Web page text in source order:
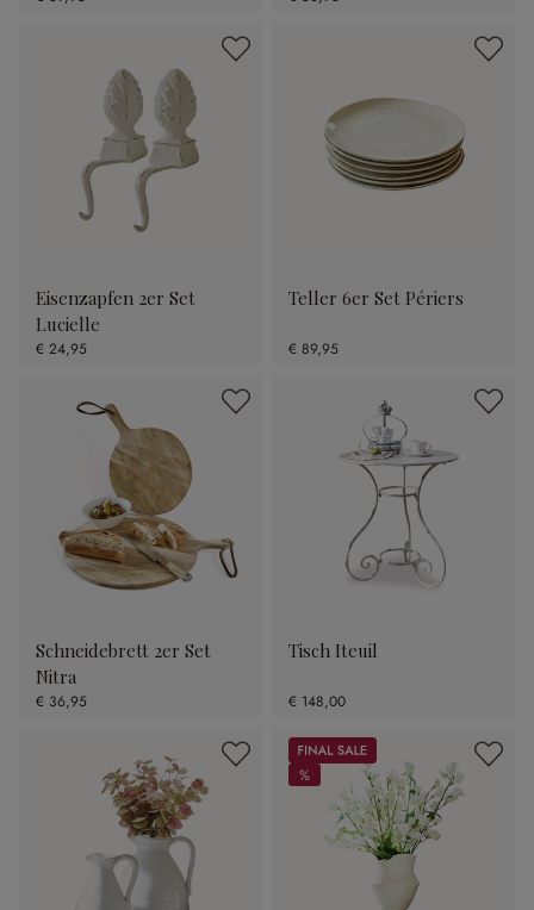
Eisenzapfen 2er Set
Lucielle
€ 24,95
Teller 6er Set Périers
€ 89,95
Schneidebrett 2er Set
Nitra
€ 36,95
Tisch Iteuil
€ 148,00
Sale
%
%